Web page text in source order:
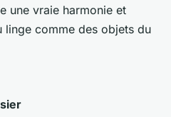
une vraie harmonie et
linge comme des objets du